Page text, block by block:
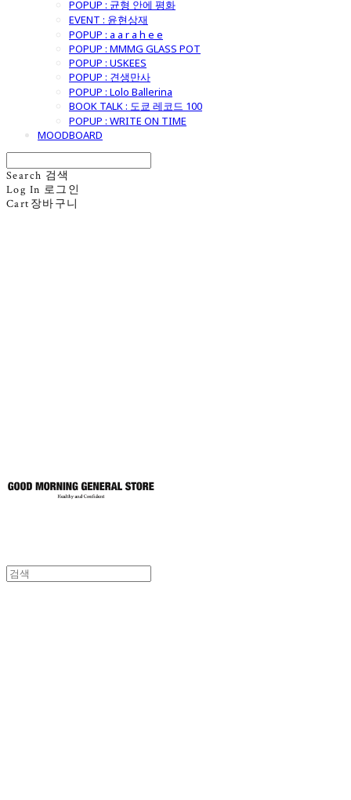
POPUP : 균형 안에 평화
EVENT : 윤현상재
POPUP : a a r a h e e
POPUP : MMMG GLASS POT
POPUP : USKEES
POPUP : 견생만사
POPUP : Lolo Ballerina
BOOK TALK : 도쿄 레코드 100
POPUP : WRITE ON TIME
MOODBOARD
Search 검색
Log In 로그인
Cart 장바구니